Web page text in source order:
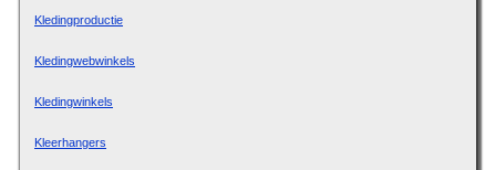
Kledingproductie
Kledingwebwinkels
Kledingwinkels
Kleerhangers